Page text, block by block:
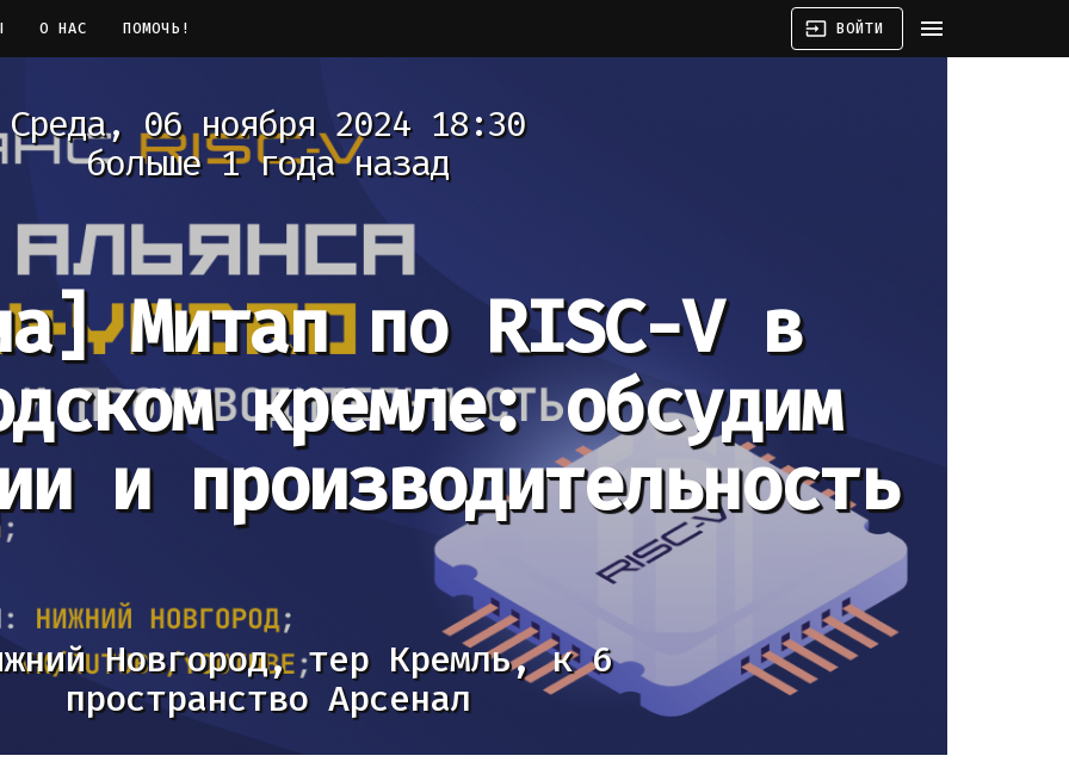
О НАС ПОМОЧЬ! input ВОЙТИ menu
Среда, 06 ноября 2024 18:30
больше 1 года назад
Митап по RISC-V в
кремле: обсудим
и производительность
Новгород, тер Кремль, к 6
пространство Арсенал